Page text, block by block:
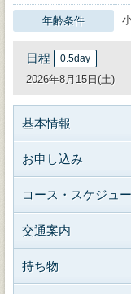
年齢条件
日程 0.5day
2026年8月15日(土)
基本情報
お申し込み
コース・スケジュ
交通案内
持ち物